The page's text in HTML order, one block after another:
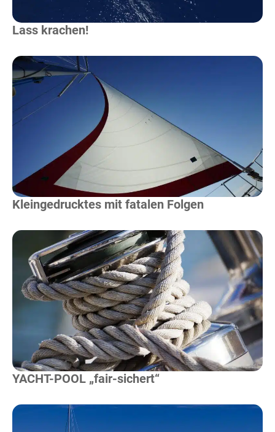
Lass krachen!
Mehr Lesen
Kleingedrucktes mit fatalen Folgen
Mehr Lesen
YACHT-POOL „fair-sichert“